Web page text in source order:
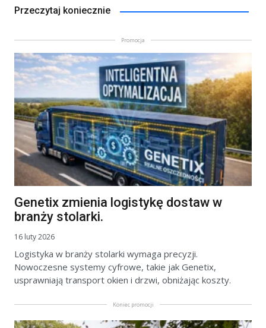
Przeczytaj koniecznie
Promocja
Genetix zmienia logistykę dostaw w
branży stolarki.
16 luty 2026
Logistyka w branży stolarki wymaga precyzji.
Nowoczesne systemy cyfrowe, takie jak Genetix,
usprawniają transport okien i drzwi, obniżając koszty.
Koniec promocji